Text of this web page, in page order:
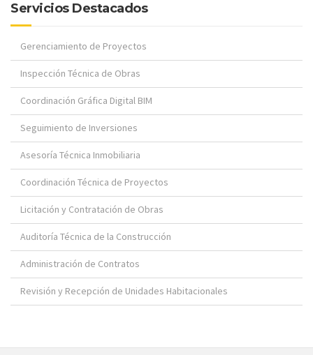
Servicios Destacados
Gerenciamiento de Proyectos
Inspección Técnica de Obras
Coordinación Gráfica Digital BIM
Seguimiento de Inversiones
Asesoría Técnica Inmobiliaria
Coordinación Técnica de Proyectos
Licitación y Contratación de Obras
Auditoría Técnica de la Construcción
Administración de Contratos
Revisión y Recepción de Unidades Habitacionales